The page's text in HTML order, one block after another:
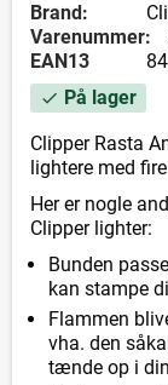
Brand:
Varenummer:
EAN13
check På lager
Clipper Rasta
lightere med
Her er nogle
Clipper lighter:
Bunden
kan stampe
Flammen
vha. den
tænde op i